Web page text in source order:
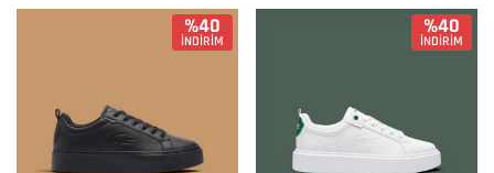
%40
İNDİRİM
%40
İNDİRİM